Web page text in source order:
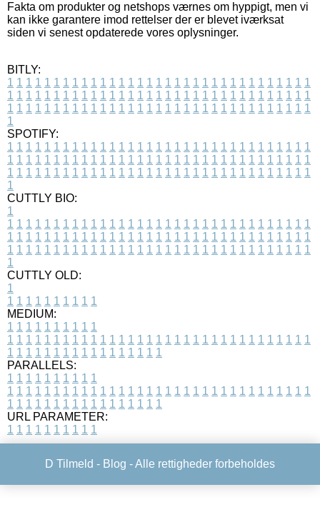
Fakta om produkter og netshops værnes om hyppigt, men vi
kan ikke garantere imod rettelser der er blevet iværksat
siden vi senest opdaterede vores oplysninger.
BITLY:
1 1 1 1 1 1 1 1 1 1 1 1 1 1 1 1 1 1 1 1 1 1 1 1 1 1 1 1 1 1 1 1 1
1 1 1 1 1 1 1 1 1 1 1 1 1 1 1 1 1 1 1 1 1 1 1 1 1 1 1 1 1 1 1 1 1
1 1 1 1 1 1 1 1 1 1 1 1 1 1 1 1 1 1 1 1 1 1 1 1 1 1 1 1 1 1 1 1 1
1
SPOTIFY:
1 1 1 1 1 1 1 1 1 1 1 1 1 1 1 1 1 1 1 1 1 1 1 1 1 1 1 1 1 1 1 1 1
1 1 1 1 1 1 1 1 1 1 1 1 1 1 1 1 1 1 1 1 1 1 1 1 1 1 1 1 1 1 1 1 1
1 1 1 1 1 1 1 1 1 1 1 1 1 1 1 1 1 1 1 1 1 1 1 1 1 1 1 1 1 1 1 1 1
1
CUTTLY BIO:
1
1 1 1 1 1 1 1 1 1 1 1 1 1 1 1 1 1 1 1 1 1 1 1 1 1 1 1 1 1 1 1 1 1
1 1 1 1 1 1 1 1 1 1 1 1 1 1 1 1 1 1 1 1 1 1 1 1 1 1 1 1 1 1 1 1 1
1 1 1 1 1 1 1 1 1 1 1 1 1 1 1 1 1 1 1 1 1 1 1 1 1 1 1 1 1 1 1 1 1
1
CUTTLY OLD:
1
1 1 1 1 1 1 1 1 1 1
MEDIUM:
1 1 1 1 1 1 1 1 1 1
1 1 1 1 1 1 1 1 1 1 1 1 1 1 1 1 1 1 1 1 1 1 1 1 1 1 1 1 1 1 1 1 1
1 1 1 1 1 1 1 1 1 1 1 1 1 1 1 1 1
PARALLELS:
1 1 1 1 1 1 1 1 1 1
1 1 1 1 1 1 1 1 1 1 1 1 1 1 1 1 1 1 1 1 1 1 1 1 1 1 1 1 1 1 1 1 1
1 1 1 1 1 1 1 1 1 1 1 1 1 1 1 1 1
URL PARAMETER:
1 1 1 1 1 1 1 1 1 1
D Tilmeld - Blog - Alle rettigheder forbeholdes